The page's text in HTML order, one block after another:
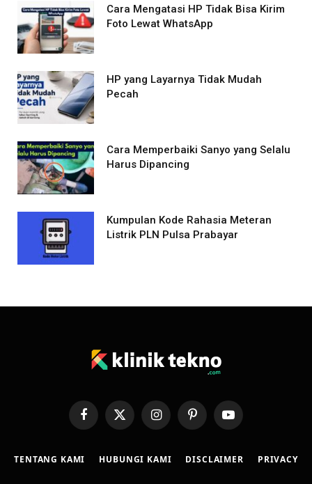
Cara Mengatasi HP Tidak Bisa Kirim
Foto Lewat WhatsApp
HP yang Layarnya Tidak Mudah
Pecah
Cara Memperbaiki Sanyo yang Selalu
Harus Dipancing
Kumpulan Kode Rahasia Meteran
Listrik PLN Pulsa Prabayar
FacebookX
InstagramPinterestYouTube
TENTANG KAMI HUBUNGI KAMI DISCLAIMER PRIVACY